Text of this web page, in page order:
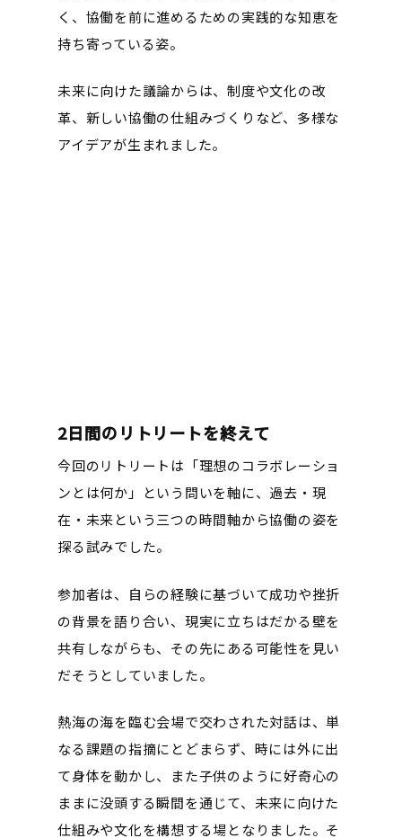
く、協働を前に進めるための実践的な知恵を
持ち寄っている姿。
未来に向けた議論からは、制度や文化の改
革、新しい協働の仕組みづくりなど、多様な
アイデアが生まれました。
2日間のリトリートを終えて
今回のリトリートは「理想のコラボレーショ
ンとは何か」という問いを軸に、過去・現
在・未来という三つの時間軸から協働の姿を
探る試みでした。
参加者は、自らの経験に基づいて成功や挫折
の背景を語り合い、現実に立ちはだかる壁を
共有しながらも、その先にある可能性を見い
だそうとしていました。
熱海の海を臨む会場で交わされた対話は、単
なる課題の指摘にとどまらず、時には外に出
て身体を動かし、また子供のように好奇心の
ままに没頭する瞬間を通じて、未来に向けた
仕組みや文化を構想する場となりました。そ